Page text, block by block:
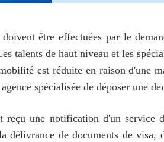
être effectuées par le
talents de haut niveau et les
est réduite en raison d'une
spécialisée de déposer une
reçu une notification d'un service
délivrance de documents de